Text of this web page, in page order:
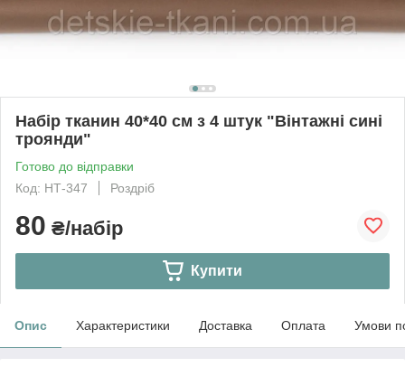
Набір тканин 40*40 см з 4 штук "Вінтажні сині
троянди"
Готово до відправки
Код: НТ-347
Роздріб
80 ₴/набір
Купити
Опис Характеристики Доставка Оплата Умови